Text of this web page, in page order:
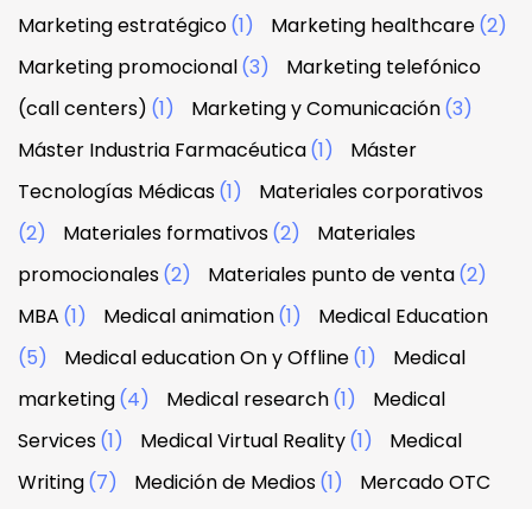
Marketing estratégico(1) Marketing healthcare(2)
Marketing promocional(3)
Marketing telefónico
(call centers) (1) Marketing y Comunicación(3)
Máster Industria Farmacéutica(1)
Máster
Tecnologías Médicas(1)
Materiales corporativos
(2)
Materiales formativos(2)
Materiales
promocionales(2) Materiales punto de venta(2)
MBA (1) Medical animation(1)
Medical Education
(5)
Medical education On y Offline(1)
Medical
marketing(4) Medical research(1)
Medical
Services(1) Medical Virtual Reality(1)
Medical
Writing(7) Medición de Medios(1)
Mercado OTC